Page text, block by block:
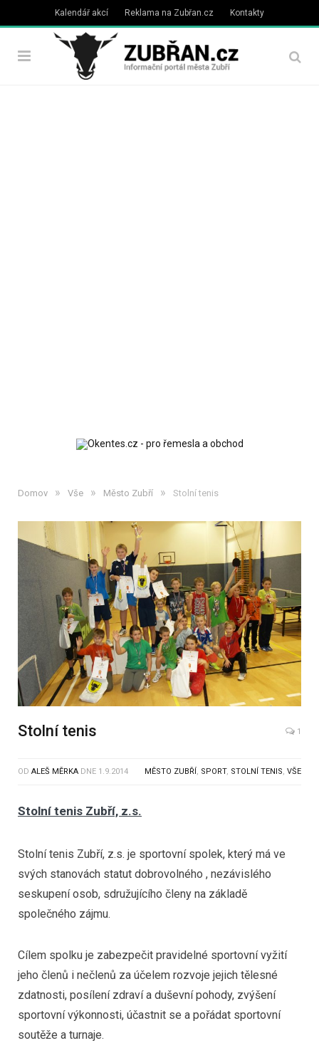
Kalendář akcí Reklama na Zubřan.cz Kontakty
Domov » Vše » Město Zubří » Stolní tenis
Stolní tenis 1
OD ALEŠ MĚRKA DNE 1.9.2014 MĚSTO ZUBŘÍ , SPORT, STOLNÍ TENIS, VŠE
Stolní tenis Zubří, z.s.
Stolní tenis Zubří, z.s. je sportovní spolek, který má ve
svých stanovách statut dobrovolného , nezávislého
seskupení osob, sdružujícího členy na základě
společného zájmu.
Cílem spolku je zabezpečit pravidelné sportovní vyžití
jeho členů i nečlenů za účelem rozvoje jejich tělesné
zdatnosti, posílení zdraví a duševní pohody, zvýšení
sportovní výkonnosti, účastnit se a pořádat sportovní
soutěže a turnaje.